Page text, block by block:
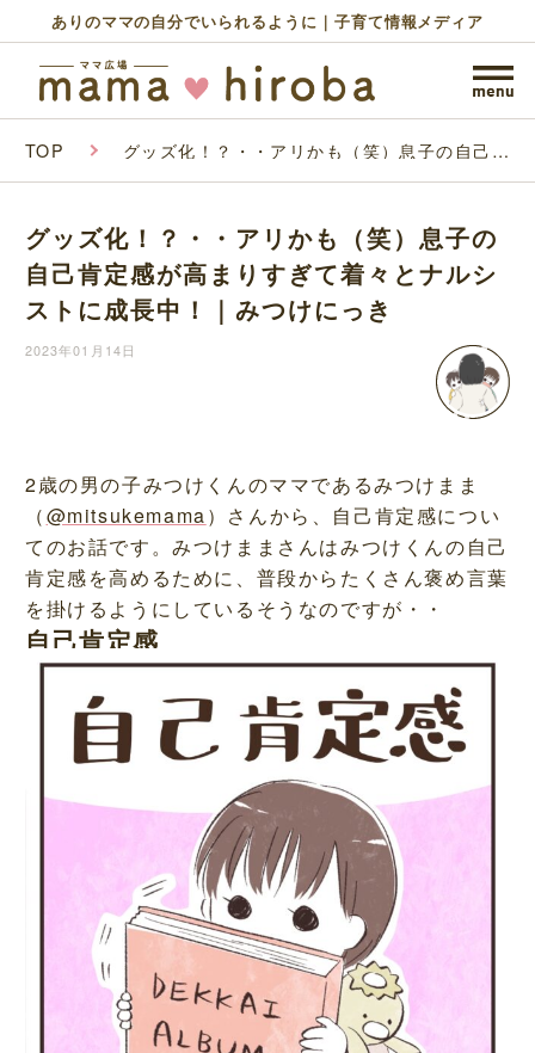
ありのママの自分でいられるように｜子育て情報メディア
TOP グッズ化！？・・アリかも（笑）息子の自己肯
中！｜みつけにっき
グッズ化！？・・アリかも（笑）息子の
自己肯定感が高まりすぎて着々とナルシ
ストに成長中！｜みつけにっき
2023年01月14日
2歳の男の子みつけくんのママであるみつけまま
（@mitsukemama）さんから、自己肯定感につい
てのお話です。みつけままさんはみつけくんの自己
肯定感を高めるために、普段からたくさん褒め言葉
を掛けるようにしているそうなのですが・・
自己肯定感